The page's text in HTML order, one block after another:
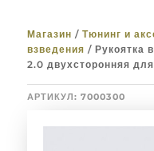
Магазин / Тюнинг и
взведения / Рукоятка
2.0 двухсторонняя
АРТИКУЛ: 7000300